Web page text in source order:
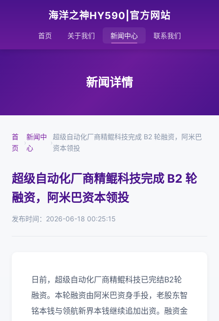
海洋之神HY590|官方网站
首页 关于我们 新闻中心 联系我们
新闻详情
首
页
›
新闻中
心
›
超级自动化厂商精鲲科技完成 B2 轮融资，阿米巴
资本领投
超级自动化厂商精鲲科技完成 B2 轮
融资，阿米巴资本领投
发布时间：2026-06-18 00:25:15
日前，超级自动化厂商精鲲科技已完结B2轮
融资。本轮融资由阿米巴资身手投，老股东智
铭本钱与领航新界本钱继续追加出资。融资金